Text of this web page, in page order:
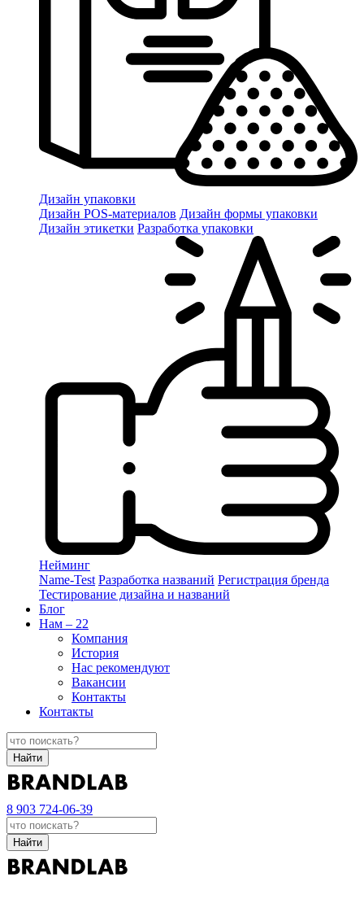
Дизайн упаковки
Дизайн POS-материалов Дизайн формы упаковки
Дизайн этикетки Разработка упаковки
Нейминг
Name-Test Разработка названий Регистрация бренда
Тестирование дизайна и названий
Блог
Нам – 22
Компания
История
Нас рекомендуют
Вакансии
Контакты
Контакты
Найти
8 903 724-06-39
Найти